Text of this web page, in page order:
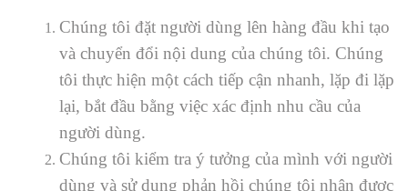
Chúng tôi đặt người dùng lên hàng đầu khi tạo
và chuyển đổi nội dung của chúng tôi. Chúng
tôi thực hiện một cách tiếp cận nhanh, lặp đi lặp
lại, bắt đầu bằng việc xác định nhu cầu của
người dùng.
Chúng tôi kiểm tra ý tưởng của mình với người
dùng và sử dụng phản hồi chúng tôi nhận được